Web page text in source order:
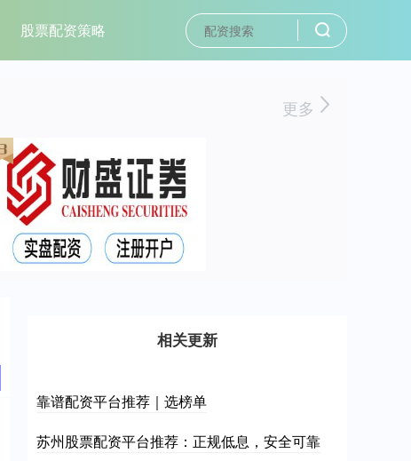
股票配资策略
更多
相关更新
靠谱配资平台推荐｜选榜单
苏州股票配资平台推荐：正规低息，安全可靠